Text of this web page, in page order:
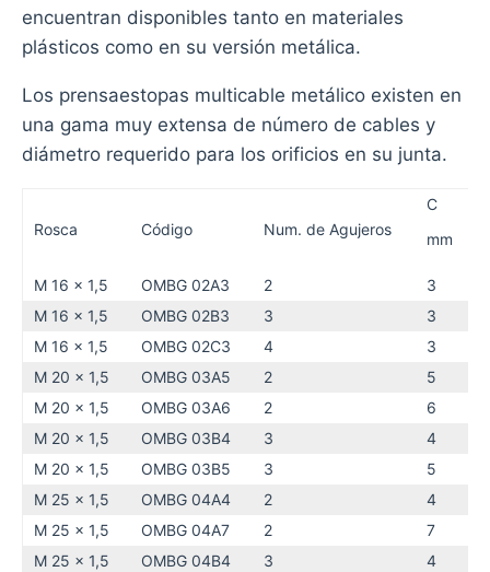
encuentran disponibles tanto en materiales
plásticos como en su versión metálica.
Los prensaestopas multicable metálico existen en
una gama muy extensa de número de cables y
diámetro requerido para los orificios en su junta.
Rosca Código Num. de Agujeros
C
mm
M 16 x 1,5 OMBG 02A3 2
3
M 16 x 1,5
OMBG 02B3 3
3
M 16 x 1,5
OMBG 02C3 4
3
M 20 x 1,5
OMBG 03A5 2
5
M 20 x 1,5
OMBG 03A6 2
6
M 20 x 1,5
OMBG 03B4 3
4
M 20 x 1,5
OMBG 03B5 3
5
M 25 x 1,5
OMBG 04A4 2
4
M 25 x 1,5
OMBG 04A7 2
7
M 25 x 1,5
OMBG 04B4 3 4